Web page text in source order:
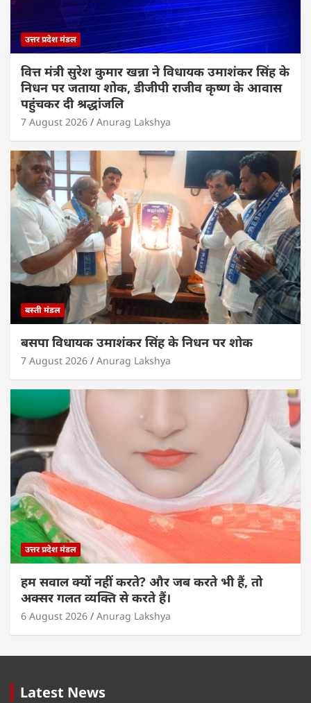
उत्तर प्रदेश मंडल
वित्त मंत्री सुरेश कुमार खन्ना ने विधायक उमाशंकर सिंह के
निधन पर जताया शोक, डीजीपी राजीव कृष्ण के आवास
पहुंचकर दी श्रद्धांजलि
7 August 2026 Anurag Lakshya
बस्ती मंडल
बसपा विधायक उमाशंकर सिंह के निधन पर शोक
7 August 2026 Anurag Lakshya
उत्तर प्रदेश मंडल
हम सवाल क्यों नहीं करते? और जब करते भी हैं, तो
अक्सर गलत व्यक्ति से करते हैं।
6 August 2026 Anurag Lakshya
Latest News